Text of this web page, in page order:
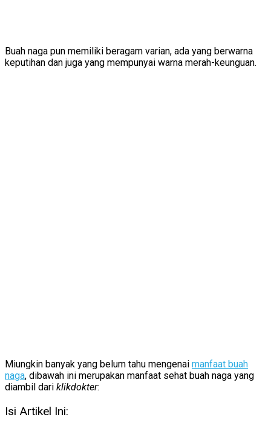
Buah naga pun memiliki beragam varian, ada yang berwarna
keputihan dan juga yang mempunyai warna merah-keunguan.
Miungkin banyak yang belum tahu mengenai manfaat buah
naga, dibawah ini merupakan manfaat sehat buah naga yang
diambil dari klikdokter:
Isi Artikel Ini: